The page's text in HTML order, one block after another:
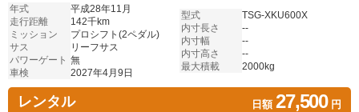
年式
平成28年11月
走行距離
142千km
ミッション
プロシフト(2ペダル)
サス
リーフサス
パワーゲート 無
車検
2027年4月9日
型式
TSG-XKU600X
内寸長さ
--
内寸幅
--
内寸高さ
--
最大積載
2000kg
レンタル 日額27,500円